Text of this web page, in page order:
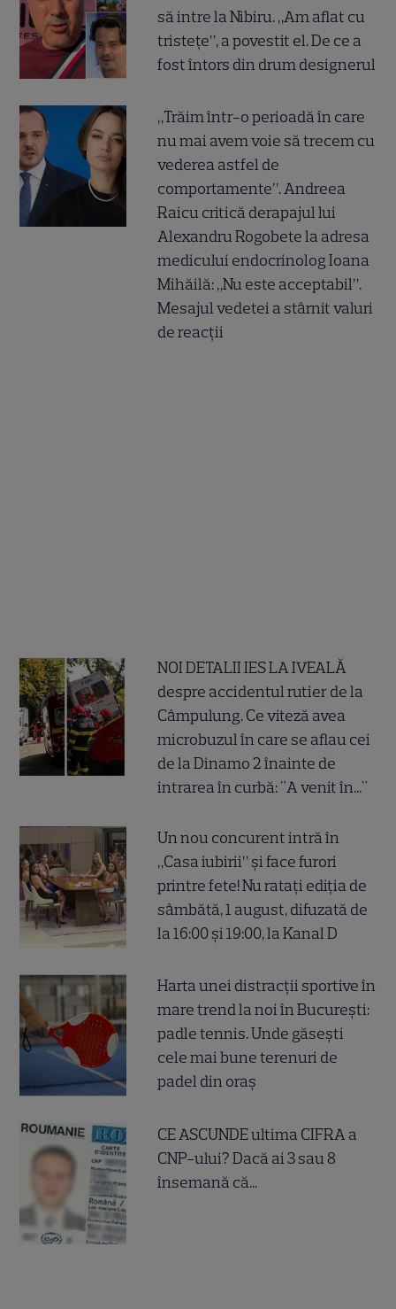
să intre la Nibiru. „Am aflat cu
tristețe”, a povestit el. De ce a
fost întors din drum designerul
„Trăim într-o perioadă în care
nu mai avem voie să trecem cu
vederea astfel de
comportamente”. Andreea
Raicu critică derapajul lui
Alexandru Rogobete la adresa
medicului endocrinolog Ioana
Mihăilă: „Nu este acceptabil”.
Mesajul vedetei a stârnit valuri
de reacții
NOI DETALII IES LA IVEALĂ
despre accidentul rutier de la
Câmpulung. Ce viteză avea
microbuzul în care se aflau cei
de la Dinamo 2 înainte de
intrarea în curbă: "A venit în..."
Un nou concurent intră în
„Casa iubirii” și face furori
printre fete! Nu ratați ediția de
sâmbătă, 1 august, difuzată de
la 16:00 și 19:00, la Kanal D
Harta unei distracții sportive în
mare trend la noi în București:
padle tennis. Unde găsești
cele mai bune terenuri de
padel din oraș
CE ASCUNDE ultima CIFRA a
CNP-ului? Dacă ai 3 sau 8
însemană că...